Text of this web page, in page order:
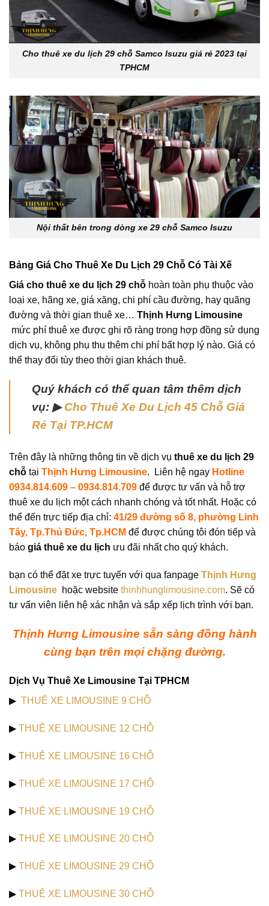
Cho thuê xe du lịch 29 chỗ Samco Isuzu giá rẻ 2023 tại
TPHCM
Nội thất bên trong dòng xe 29 chỗ Samco Isuzu
Bảng Giá Cho Thuê Xe Du Lịch 29 Chỗ Có Tài Xế
Giá cho thuê xe du lịch 29 chỗ hoàn toàn phụ thuộc vào
loại xe, hãng xe, giá xăng, chi phí cầu đường, hay quãng
đường và thời gian thuê xe… Thịnh Hưng Limousine
mức phí thuê xe được ghi rõ ràng trong hợp đồng sử dụng
dịch vụ, không phụ thu thêm chi phí bất hợp lý nào. Giá có
thể thay đổi tùy theo thời gian khách thuê.
Quý khách có thể quan tâm thêm dịch
vụ: ▶Cho Thuê Xe Du Lịch 45 Chỗ Giá
Rẻ Tại TP.HCM
Trên đây là những thông tin về dịch vụ thuê xe du lịch 29
chỗ tại Thịnh Hưng Limousine. Liên hệ ngay Hotline
0934.814.609 – 0934.814.709 để được tư vấn và hỗ trợ
thuê xe du lịch một cách nhanh chóng và tốt nhất. Hoặc có
thể đến trực tiếp địa chỉ: 41/29 đường số 8, phường Linh
Tây, Tp.Thủ Đức, Tp.HCM để được chúng tôi đón tiếp và
báo giá thuê xe du lịch ưu đãi nhất cho quý khách.
bạn có thể đặt xe trực tuyến với qua fanpage Thịnh Hưng
Limousine hoặc website thinhhunglimousine.com. Sẽ có
tư vấn viên liên hệ xác nhận và sắp xếp lịch trình với bạn.
Thịnh Hưng Limousine sẵn sàng đồng hành
cùng bạn trên mọi chặng đường.
Dịch Vụ Thuê Xe Limousine Tại TPHCM
▶ THUÊ XE LIMOUSINE 9 CHỖ
▶ THUÊ XE LIMOUSINE 12 CHỖ
▶ THUÊ XE LIMOUSINE 16 CHỖ
▶ THUÊ XE LIMOUSINE 17 CHỖ
▶ THUÊ XE LIMOUSINE 19 CHỖ
▶ THUÊ XE LIMOUSINE 20 CHỖ
▶ THUÊ XE LIMOUSINE 29 CHỖ
▶ THUÊ XE LIMOUSINE 30 CHỖ